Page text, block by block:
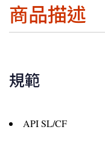
商品描述
規範
API SL/CF